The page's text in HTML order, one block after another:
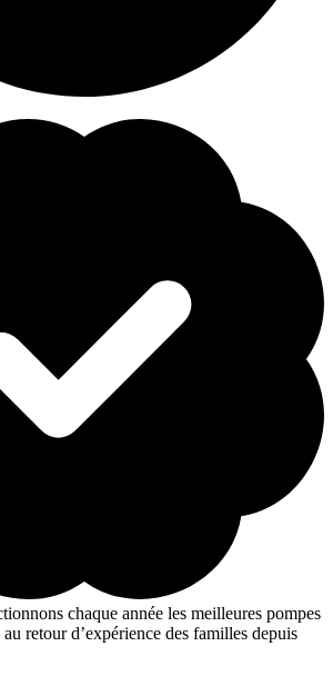
chaque année les meilleures pompes
retour d’expérience des familles depuis